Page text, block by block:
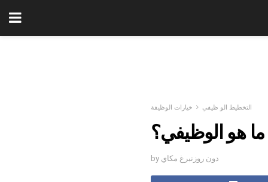
التخطيط الو ظيفي خيارات الوظيفة
ما هو الوظيفي؟
by دون روزنبرغ مكاي